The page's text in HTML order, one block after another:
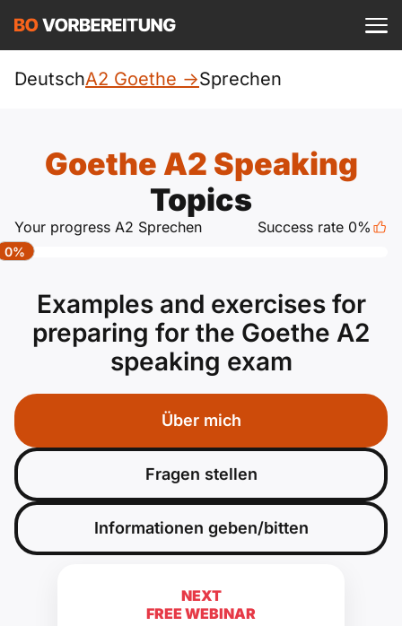
Goethe
DTZ
Beruf
ÖIF
Englisch
Ukrainisch
Russisch
A1 Allgemein
A1 DTZ
A1 Goethe
A2 Allgemein
A2 telc
A2 ÖIF
B1
B1 DTZ
B1 Beruf
B1 telc
B1 Goethe
B1 ÖIF
B2 Allgemein
B2 Beruf
B2 telc
B2 Goethe
B2 Pflege (telc)
Blog
Webinars
Additional
Online Courses
Naturalization Test
Log in Is it free?
DeutschA2 Goethe ->Sprechen
Goethe A2 Speaking
Topics
Your progress A2 Sprechen Success rate 0%
0%
Examples and exercises for
preparing for the Goethe A2
speaking exam
Über mich
Fragen stellen
Informationen geben/bitten
NEXT
FREE WEBINAR